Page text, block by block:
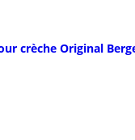
crèche Original